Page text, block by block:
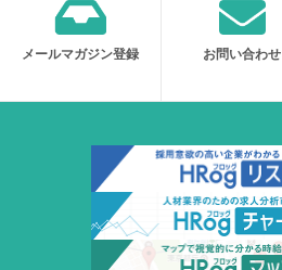
メールマガジン登録 お問い合わせ